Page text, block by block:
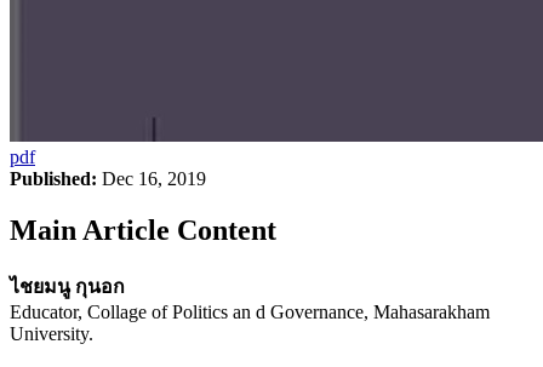
pdf
Published: Dec 16, 2019
Main Article Content
ไชยมนู กุนอก
Educator, Collage of Politics an d Governance, Mahasarakham
University.